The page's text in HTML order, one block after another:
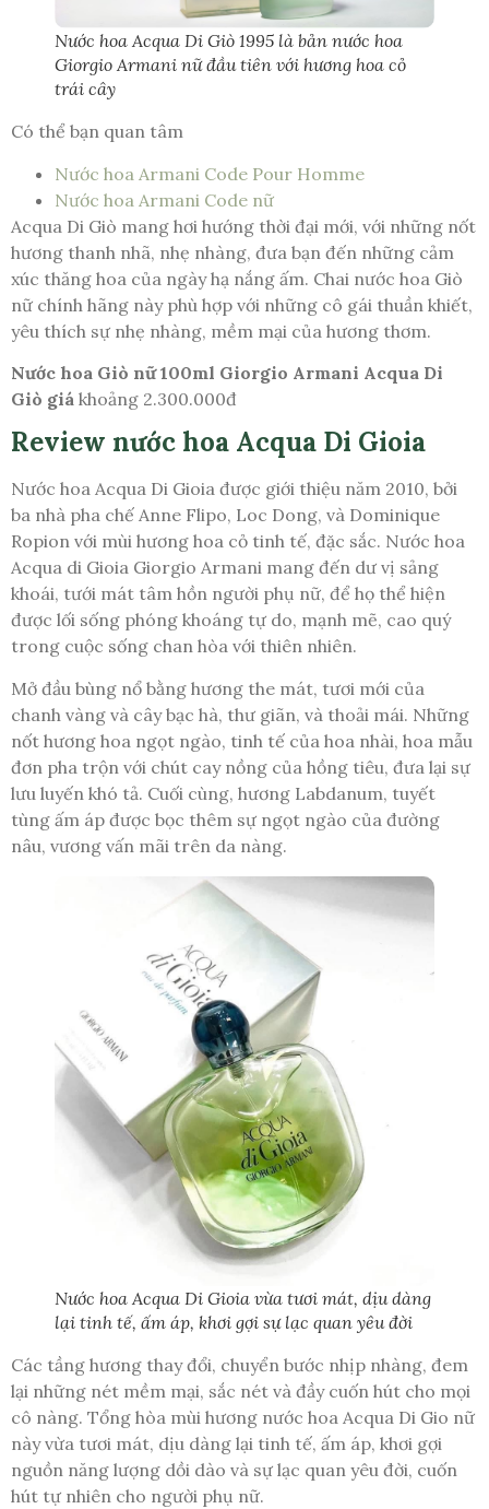
Nước hoa Acqua Di Giò 1995 là bản nước hoa
Giorgio Armani nữ đầu tiên với hương hoa cỏ
trái cây
Có thể bạn quan tâm
Nước hoa Armani Code Pour Homme
Nước hoa Armani Code nữ
Acqua Di Giò mang hơi hướng thời đại mới, với những nốt
hương thanh nhã, nhẹ nhàng, đưa bạn đến những cảm
xúc thăng hoa của ngày hạ nắng ấm. Chai nước hoa Giò
nữ chính hãng này phù hợp với những cô gái thuần khiết,
yêu thích sự nhẹ nhàng, mềm mại của hương thơm.
Nước hoa Giò nữ 100ml Giorgio Armani Acqua Di
Giò giá khoảng 2.300.000đ
Review nước hoa Acqua Di Gioia
Nước hoa Acqua Di Gioia được giới thiệu năm 2010, bởi
ba nhà pha chế Anne Flipo, Loc Dong, và Dominique
Ropion với mùi hương hoa cỏ tinh tế, đặc sắc. Nước hoa
Acqua di Gioia Giorgio Armani mang đến dư vị sảng
khoái, tưới mát tâm hồn người phụ nữ, để họ thể hiện
được lối sống phóng khoáng tự do, mạnh mẽ, cao quý
trong cuộc sống chan hòa với thiên nhiên.
Mở đầu bùng nổ bằng hương the mát, tươi mới của
chanh vàng và cây bạc hà, thư giãn, và thoải mái. Những
nốt hương hoa ngọt ngào, tinh tế của hoa nhài, hoa mẫu
đơn pha trộn với chút cay nồng của hồng tiêu, đưa lại sự
lưu luyến khó tả. Cuối cùng, hương Labdanum, tuyết
tùng ấm áp được bọc thêm sự ngọt ngào của đường
nâu, vương vấn mãi trên da nàng.
Nước hoa Acqua Di Gioia vừa tươi mát, dịu dàng
lại tinh tế, ấm áp, khơi gợi sự lạc quan yêu đời
Các tầng hương thay đổi, chuyển bước nhịp nhàng, đem
lại những nét mềm mại, sắc nét và đầy cuốn hút cho mọi
cô nàng. Tổng hòa mùi hương nước hoa Acqua Di Gio nữ
này vừa tươi mát, dịu dàng lại tinh tế, ấm áp, khơi gợi
nguồn năng lượng dồi dào và sự lạc quan yêu đời, cuốn
hút tự nhiên cho người phụ nữ.